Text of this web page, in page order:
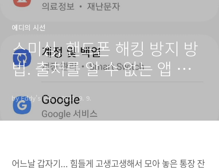
에디의 시선
스미싱, 핸드폰 해킹 방지 방
법. 출처를 알 수 없는 앱 모두
허용 안함 외
by Eddy's life 2023. 9. 9.
어느날 갑자기... 힘들게 고생고생해서 모아 놓은 통장 잔